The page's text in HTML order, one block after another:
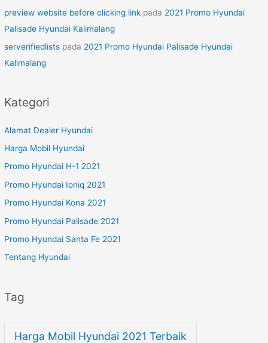
preview website before clicking link pada 2021 Promo Hyundai
Palisade Hyundai Kalimalang
serverifiedlists pada 2021 Promo Hyundai Palisade Hyundai
Kalimalang
Kategori
Alamat Dealer Hyundai
Harga Mobil Hyundai
Promo Hyundai H-1 2021
Promo Hyundai Ioniq 2021
Promo Hyundai Kona 2021
Promo Hyundai Palisade 2021
Promo Hyundai Santa Fe 2021
Tentang Hyundai
Tag
Harga Mobil Hyundai 2021 Terbaik